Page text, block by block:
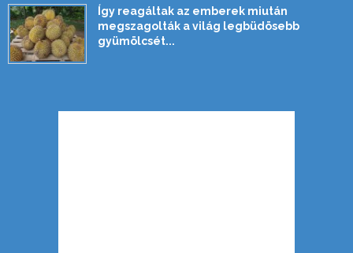
Így reagáltak az emberek miután
megszagolták a világ legbüdösebb
gyümölcsét...